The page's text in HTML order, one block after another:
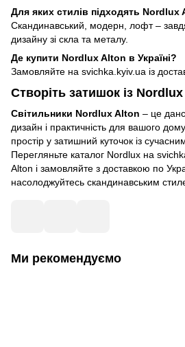
Для яких стилів підходять Nordlux
Скандинавський, модерн, лофт –
дизайну зі скла та металу.
Де купити Nordlux Alton в Україні?
Замовляйте на svichka.kyiv.ua із
Створіть затишок із
Світильники Nordlux Alton – це
дизайн і практичність для вашого
простір у затишний куточок із
Перегляньте каталог Nordlux на
Alton і замовляйте з доставкою по
насолоджуйтесь скандинавським
Ми рекомендуємо